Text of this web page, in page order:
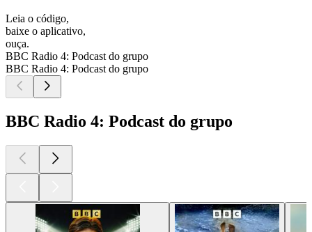
Leia o código,
baixe o aplicativo,
ouça.
BBC Radio 4: Podcast do grupo
BBC Radio 4: Podcast do grupo
BBC Radio 4: Podcast do grupo